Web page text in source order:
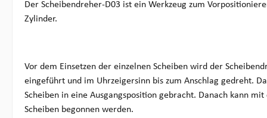
Der Scheibendreher-D03 ist ein Werkzeug zum
Zylinder.
Vor dem Einsetzen der einzelnen Scheiben wird der
eingeführt und im Uhrzeigersinn bis zum Anschlag gedreht.
Scheiben in eine Ausgangsposition gebracht. Danach kann mit
Scheiben begonnen werden.